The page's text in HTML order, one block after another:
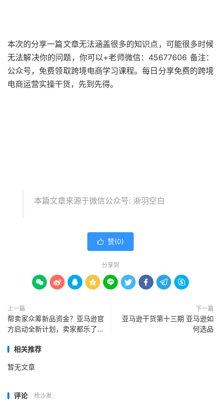
本次的分享一篇文章无法涵盖很多的知识点，可能很多时候
无法解决你的问题，你可以+老师微信：45677606 备注：
公众号，免费领取跨境电商学习课程。每日分享免费的跨境
电商运营实操干货，先到先得。
本篇文章来源于微信公众号: 淅羽空白
 赞(0)
分享到
        
上一篇
帮卖家众筹新品资金？亚马逊官
方启动全新计划，卖家都乐了...
下一篇
亚马逊干货第十三期 亚马逊如
何选品
相关推荐
暂无文章
评论 抢沙发